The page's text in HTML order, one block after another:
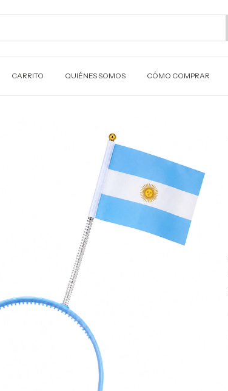
CARRITO QUIÉNES SOMOS CÓMO COMPRAR